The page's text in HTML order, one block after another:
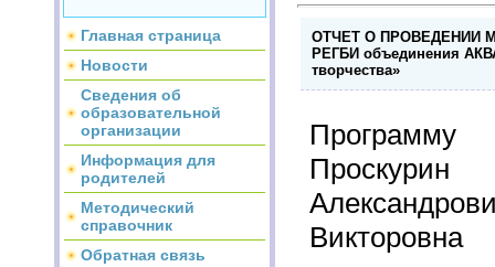
Главная страница
Новости
Сведения об
образовательной
организации
Информация для
родителей
Методический
справочник
Обратная связь
ОТЧЕТ О ПРОВЕДЕНИИ
РЕГБИ объединения
творчества»
Викторовна